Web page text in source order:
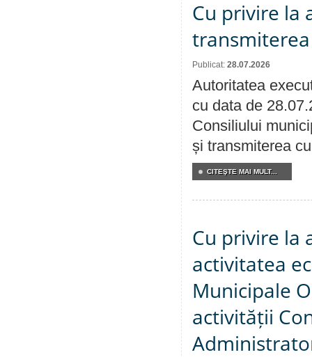
Cu privire la
Publicat: 28.07.2026
Autoritatea
cu data de
Consiliului
și transmiterea
CITEŞTE MAI MULT...
Cu privire la
activitatea
Municipale
activității